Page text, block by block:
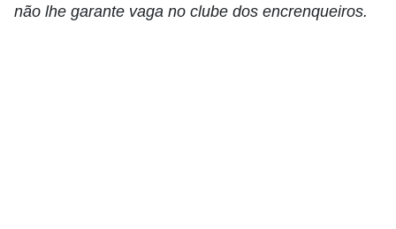
não lhe garante vaga no clube dos encrenqueiros.